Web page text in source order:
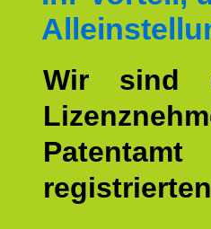
Wir sind